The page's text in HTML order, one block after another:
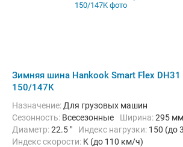
Зимняя шина Hankook Smart Flex
150/147K
Назначение: Для грузовых машин
Сезонность: Всесезонные Ширина:295 мм
Диаметр:22.5 " Индекс нагрузки: 150 (до
Индекс скорости: K (до 110 км/ч)